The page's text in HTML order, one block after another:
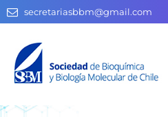
secretariasbbm@gmail.com